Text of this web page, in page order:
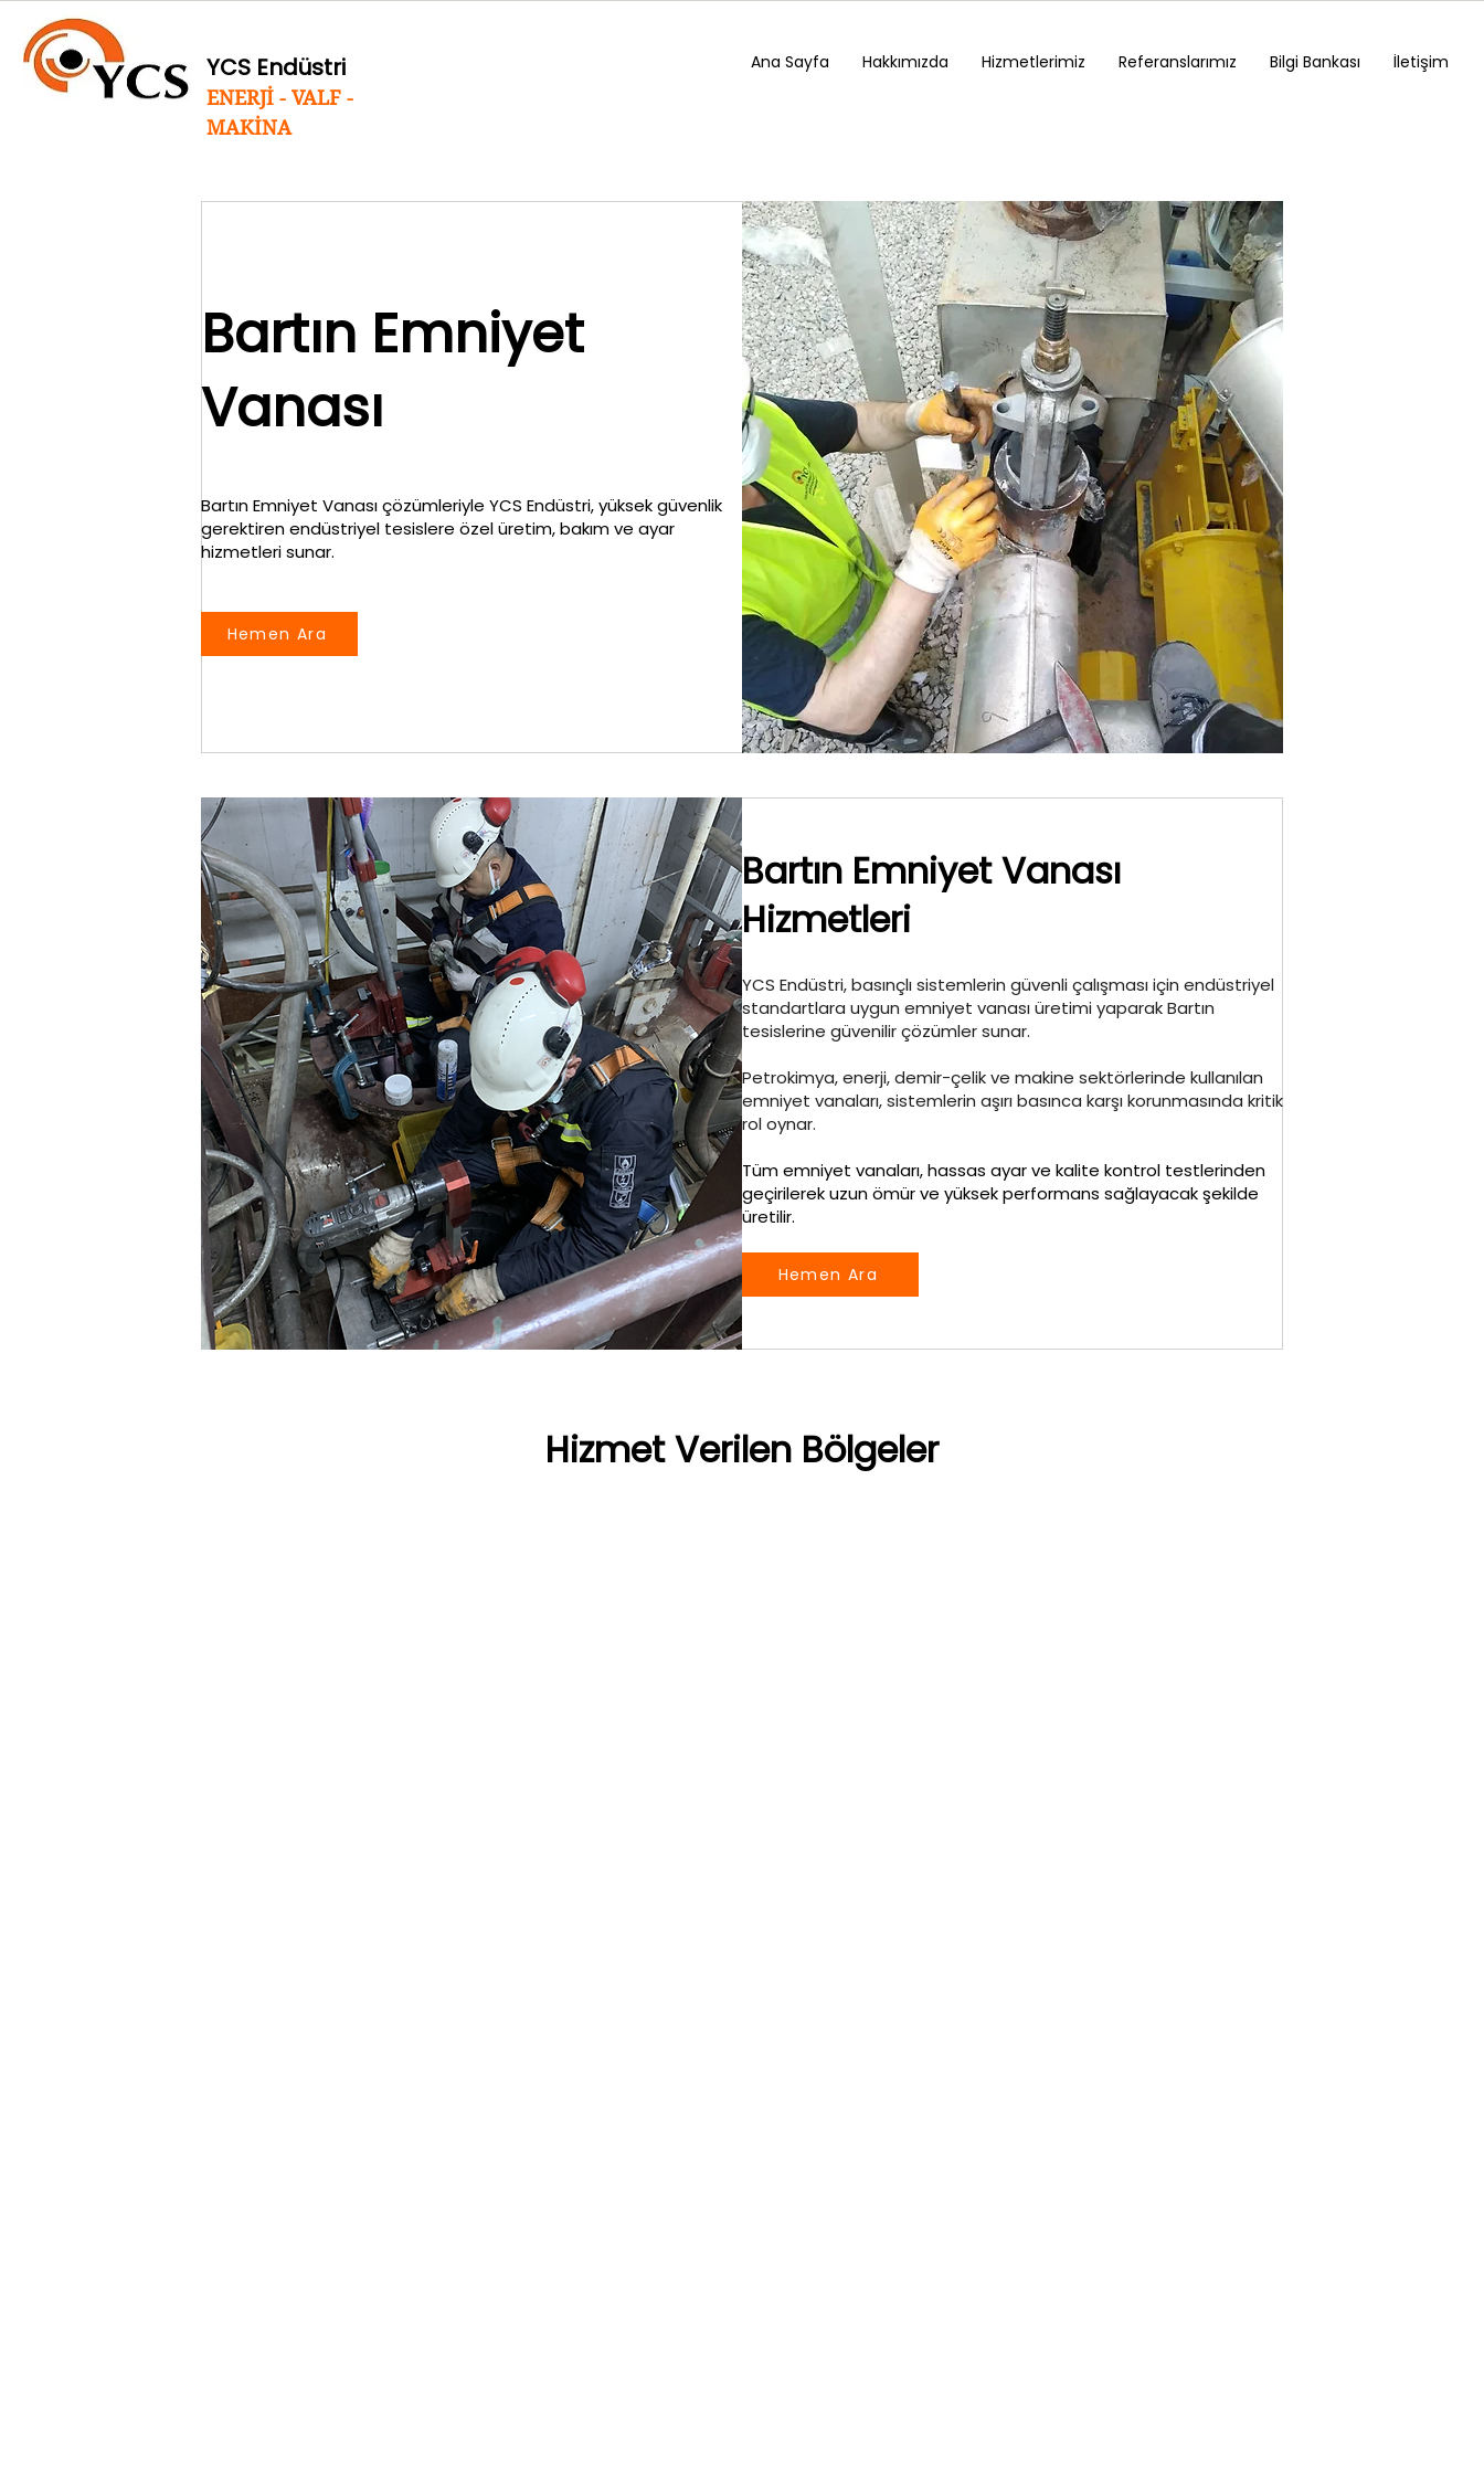
YCS Endüstri
ENERJİ - VALF -
MAKİNA
Ana Sayfa Hakkımızda Hizmetlerimiz Referanslarımız Bilgi Bankası İletişim
Bartın Emniyet
Vanası
Bartın Emniyet Vanası çözümleriyle YCS Endüstri, yüksek güvenlik
gerektiren endüstriyel tesislere özel üretim, bakım ve ayar
hizmetleri sunar.
Hemen Ara
Bartın Emniyet Vanası
Hizmetleri
YCS Endüstri, basınçlı sistemlerin güvenli çalışması için endüstriyel
standartlara uygun emniyet vanası üretimi yaparak Bartın
tesislerine güvenilir çözümler sunar.
Petrokimya, enerji, demir-çelik ve makine sektörlerinde kullanılan
emniyet vanaları, sistemlerin aşırı basınca karşı korunmasında kritik
rol oynar.
Tüm emniyet vanaları, hassas ayar ve kalite kontrol testlerinden
geçirilerek uzun ömür ve yüksek performans sağlayacak şekilde
üretilir.
Hemen Ara
Hizmet Verilen Bölgeler